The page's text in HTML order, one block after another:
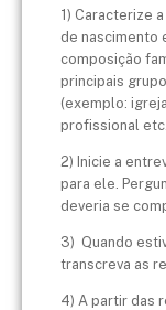
​1) Caracterize
de nascimento
composição
principais
(exemplo:
profissional
2) Inicie a
para ele.
deveria se
3) Quando
transcreva as
4) A partir das